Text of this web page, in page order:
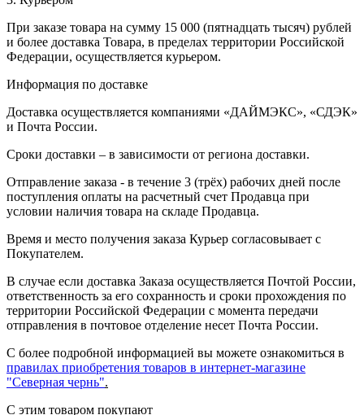
При заказе товара на сумму 15 000 (пятнадцать тысяч) рублей
и более доставка Товара, в пределах территории Российской
Федерации, осуществляется курьером.
Информация по доставке
Доставка осуществляется компаниями «ДАЙМЭКС», «СДЭК»
и Почта России.
Сроки доставки – в зависимости от региона доставки.
Отправление заказа - в течение 3 (трёх) рабочих дней после
поступления оплаты на расчетный счет Продавца при
условии наличия товара на складе Продавца.
Время и место получения заказа Курьер согласовывает с
Покупателем.
В случае если доставка Заказа осуществляется Почтой России,
ответственность за его сохранность и сроки прохождения по
территории Российской Федерации с момента передачи
отправления в почтовое отделение несет Почта России.
С более подробной информацией вы можете ознакомиться в
правилах приобретения товаров в интернет-магазине
"Северная чернь".
С этим товаром покупают